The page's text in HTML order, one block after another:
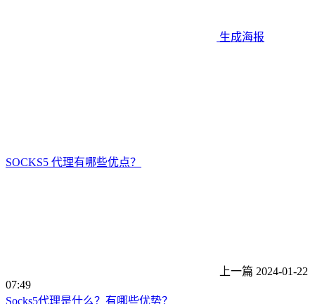
生成海报
SOCKS5 代理有哪些优点？
上一篇 2024-01-22
07:49
Socks5代理是什么？有哪些优势？